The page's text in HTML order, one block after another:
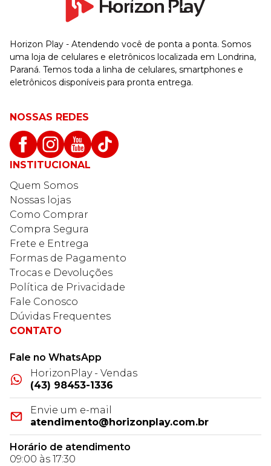
Horizon Play - Atendendo você de ponta a ponta. Somos
uma loja de celulares e eletrônicos localizada em Londrina,
Paraná. Temos toda a linha de celulares, smartphones e
eletrônicos disponíveis para pronta entrega.
NOSSAS REDES
INSTITUCIONAL
Quem Somos
Nossas lojas
Como Comprar
Compra Segura
Frete e Entrega
Formas de Pagamento
Trocas e Devoluções
Política de Privacidade
Fale Conosco
Dúvidas Frequentes
CONTATO
Fale no WhatsApp
HorizonPlay - Vendas
(43) 98453-1336
Envie um e-mail
atendimento@horizonplay.com.br
Horário de atendimento
09:00 às 17:30